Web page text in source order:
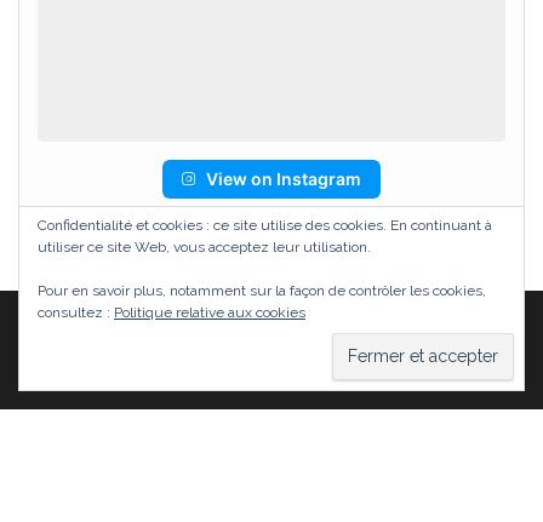
View on Instagram
WordPress |Thème :Head
Confidentialité et cookies : ce site utilise des cookies. En continuant à
utiliser ce site Web, vous acceptez leur utilisation.
Pour en savoir plus, notamment sur la façon de contrôler les cookies,
consultez : Politique relative aux cookies